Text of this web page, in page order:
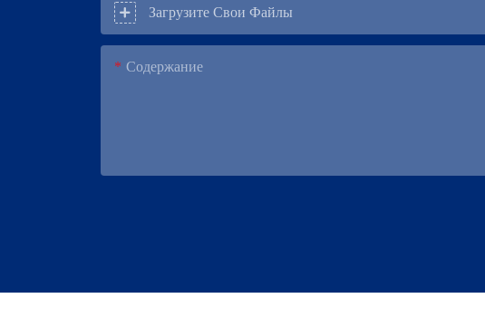
Загрузите Свои Файлы
Содержание